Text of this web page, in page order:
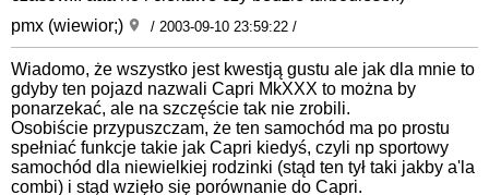
pmx (wiewior;)
/ 2003-09-10 23:59:22 /
Wiadomo, że wszystko jest kwestją gustu ale jak dla mnie to
gdyby ten pojazd nazwali Capri MkXXX to można by
ponarzekać, ale na szczęście tak nie zrobili.
Osobiście przypuszczam, że ten samochód ma po prostu
spełniać funkcje takie jak Capri kiedyś, czyli np sportowy
samochód dla niewielkiej rodzinki (stąd ten tył taki jakby a'la
combi) i stąd wzięło się porównanie do Capri.